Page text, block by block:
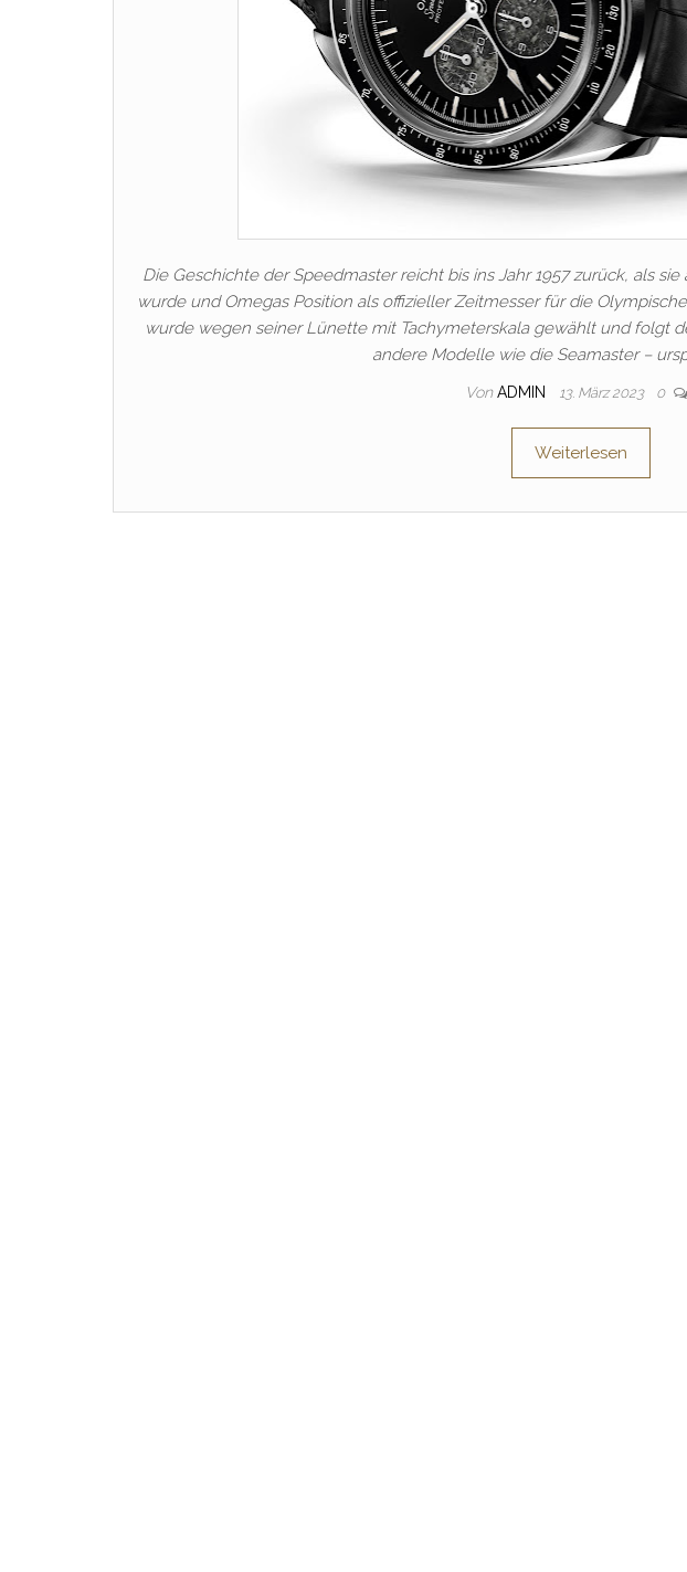
Die Geschichte der Speedmaster reicht bis ins Jahr 1957 zurück, als
wurde und Omegas Position als offizieller Zeitmesser für die
wurde wegen seiner Lünette mit Tachymeterskala gewählt und folgt
andere Modelle wie die Seamaster –
Von ADMIN 13. März 2023 0
Weiterlesen